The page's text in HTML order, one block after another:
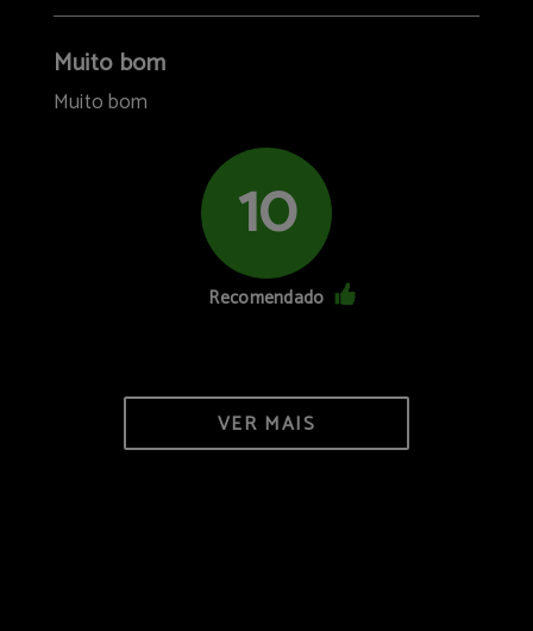
Muito bom
Muito bom
10
Recomendado
VER MAIS